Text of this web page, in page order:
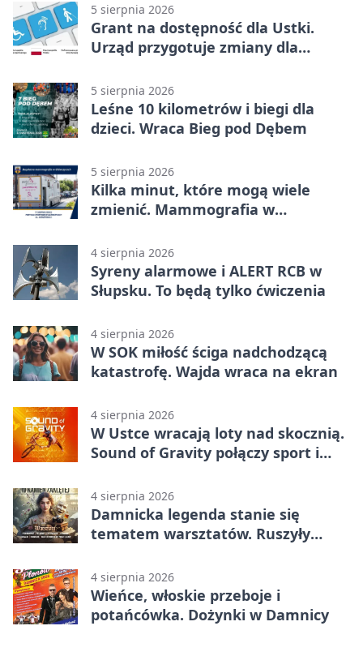
5 sierpnia 2026
Grant na dostępność dla Ustki.
Urząd przygotuje zmiany dla
5 sierpnia 2026
Leśne 10 kilometrów i biegi dla
dzieci. Wraca Bieg pod Dębem
5 sierpnia 2026
Kilka minut, które mogą wiele
zmienić. Mammografia w
4 sierpnia 2026
Syreny alarmowe i ALERT RCB w
Słupsku. To będą tylko ćwiczenia
4 sierpnia 2026
W SOK miłość ściga nadchodzącą
katastrofę. Wajda wraca na ekran
4 sierpnia 2026
W Ustce wracają loty nad skocznią.
Sound of Gravity połączy sport i
4 sierpnia 2026
Damnicka legenda stanie się
tematem warsztatów. Ruszyły
4 sierpnia 2026
Wieńce, włoskie przeboje i
potańcówka. Dożynki w Damnicy